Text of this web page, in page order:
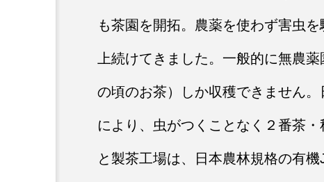
も茶園を開拓。農薬を使わず害虫
上続けてきました。一般的に無農
の頃のお茶）しか収穫できません
により、虫がつくことなく２番茶
と製茶工場は、日本農林規格の有